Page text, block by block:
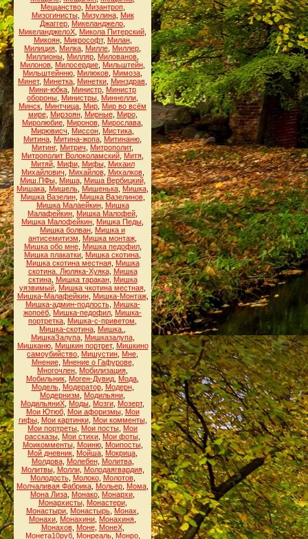
Мещанство, Мизантроп,
Мизогинисты, Мизулина, Мик
Джаггер Микеланджело
МикеланджелоХ Микола Питерский
Микоян, Микрософт, Милан,
Милиция Милка Милле Миллер
Миллионы Милляр Милованов
Милонов Милосердие Мильштейн
Мильштейнню Милюков Мимоза
Минет, Минетка Минетки Минздрав
Мини-юбка Министр Министр
обороны Министры Миннелли
Минск Минтчица Мир Мир во всём
мире, Мирзоян, Мирные, Миро,
Миролюбие Миронов Мирослава
Мирювисч
Миссон Мистика
Митина Митина-жопа Митинаню
Митинг, Митрич Митрополит,
Митрополит Волоколамский Митя
Митяй, Мифи, Мифы, Михаил
Михайлович
Михайлов, Михалков,
Миш.ПФы, Миша, Миша Вербицкий,
Мишака Мишель Мишенька Мишка
Мишка Вазелин, Мишка Вазелинов,
Мишка Малаейкин, Мишка
Малафейкин Мишка Малофей
Мишка Малофейкин Мишка Педы
Мишка болван Мишка и
антисемитизм
Мишка монтаж
Мишка обо мне, Мишка педофил,
Мишка плакатки Мишка скотина
Мишка скотина местная, Мишка
скотина. Люляка-Хуяка, Мишка
сктина, Мишка таракан, Мишка
уязвимый Мишка чкотина местная
Мишка-Малафейкин, Мишка-Монтаж,
Мишка-админ-подлость, Мишка-
жопоёб Мишка-педофил Мишка-
портретка Мишка-с-приветом
Мишка-скотина Мишка.
МишкаЗалупа, Мишказалупа,
Мишканю, Мишкин портрет, Мишкино
самоубийство Мишустин Мне
Мнение, Мнение о Гафурове,
Многочлен Мобилизация
Мобильник Моген-Дувид Мода
Модель, Модератор, Модерн,
Модернизм
Модильяни
МодильяниХ Моды Мозги Мозерт,
Мои Ютюб, Мои афоризмы, Мои
гифы, Мои картинки, Мои комменты,
Мои портреты Мои посты Мои
рассказы Мои стихи Мои фоты
Моикомменты, Моиню, Моипосты,
Мой дневник Мойша Мокрица
Молдова, Молебен, Молитва,
Молитвы, Молли, Молодаягвардия,
Молодость, Молоко, Молотов,
Молчаливая Фабрика Мольер Мома
Мона Лиза Монако Монархи
Монархисты, Монастери,
Монастыри Монастырь Монах
Монахи Монахини Монахиня
Монахов, Моне, МонеХ,
Монета10руб, Монреаль, Монро,